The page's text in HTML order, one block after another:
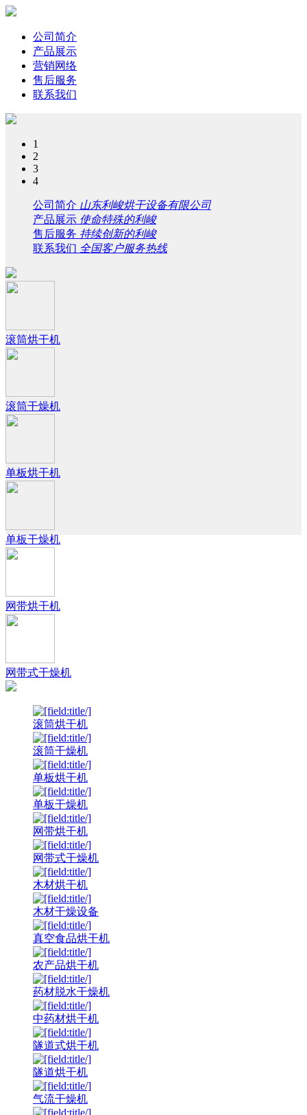
公司简介
产品展示
营销网络
售后服务
联系我们
1
2
3
4
公司简介 山东利峻烘干设备有限公司
产品展示 使命特殊的利峻
售后服务 持续创新的利峻
联系我们 全国客户服务热线
滚筒烘干机
滚筒干燥机
单板烘干机
单板干燥机
网带烘干机
网带式干燥机
滚筒烘干机
滚筒干燥机
单板烘干机
单板干燥机
网带烘干机
网带式干燥机
木材烘干机
木材干燥设备
真空食品烘干机
农产品烘干机
药材脱水干燥机
中药材烘干机
隧道式烘干机
隧道烘干机
气流干燥机